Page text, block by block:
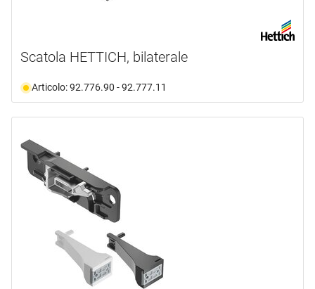
Scatola HETTICH, bilaterale
Articolo: 92.776.90 - 92.777.11